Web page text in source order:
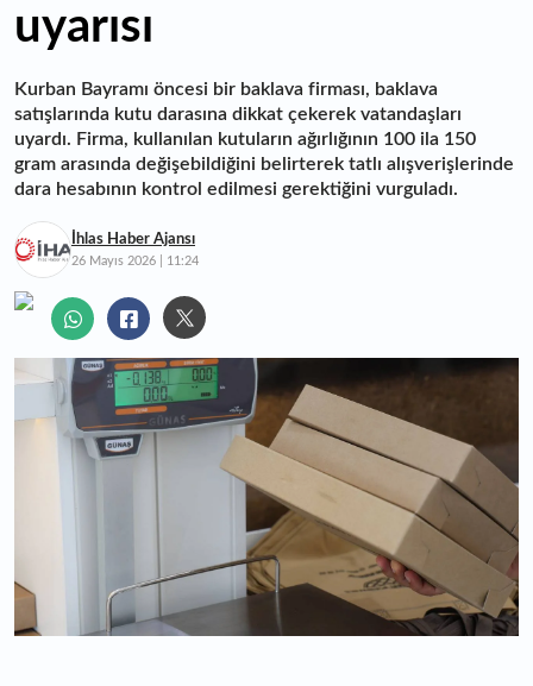
uyarısı
Kurban Bayramı öncesi bir baklava firması, baklava
satışlarında kutu darasına dikkat çekerek vatandaşları
uyardı. Firma, kullanılan kutuların ağırlığının 100 ila 150
gram arasında değişebildiğini belirterek tatlı alışverişlerinde
dara hesabının kontrol edilmesi gerektiğini vurguladı.
İhlas Haber Ajansı
26 Mayıs 2026 | 11:24